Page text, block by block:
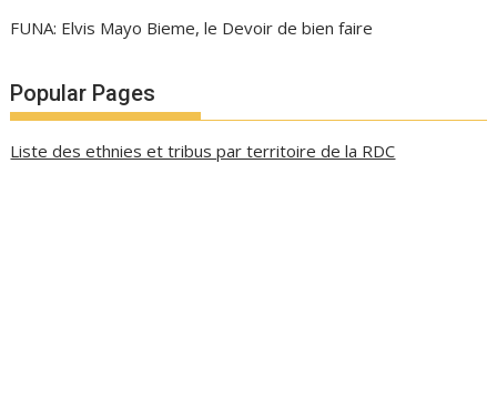
FUNA: Elvis Mayo Bieme, le Devoir de bien faire
Popular Pages
Liste des ethnies et tribus par territoire de la RDC